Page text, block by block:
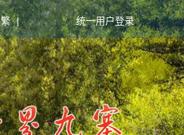
繁 | 统一用户登录